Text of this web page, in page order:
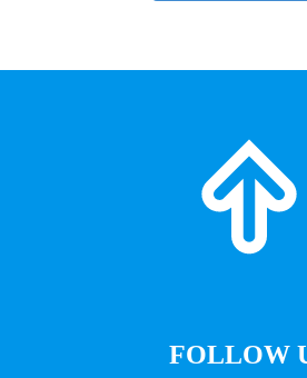
FOLLOW